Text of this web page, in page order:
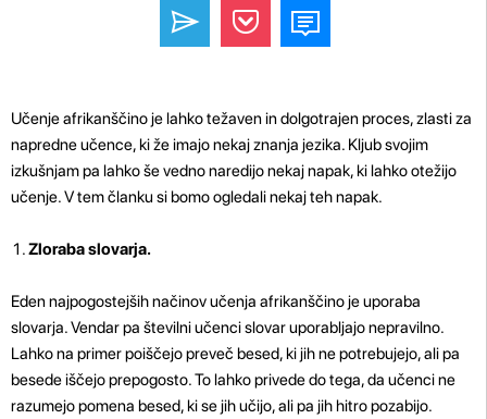
Učenje afrikanščino je lahko težaven in dolgotrajen proces, zlasti za
napredne učence, ki že imajo nekaj znanja jezika. Kljub svojim
izkušnjam pa lahko še vedno naredijo nekaj napak, ki lahko otežijo
učenje. V tem članku si bomo ogledali nekaj teh napak.
Zloraba slovarja.
Eden najpogostejših načinov učenja afrikanščino je uporaba
slovarja. Vendar pa številni učenci slovar uporabljajo nepravilno.
Lahko na primer poiščejo preveč besed, ki jih ne potrebujejo, ali pa
besede iščejo prepogosto. To lahko privede do tega, da učenci ne
razumejo pomena besed, ki se jih učijo, ali pa jih hitro pozabijo.